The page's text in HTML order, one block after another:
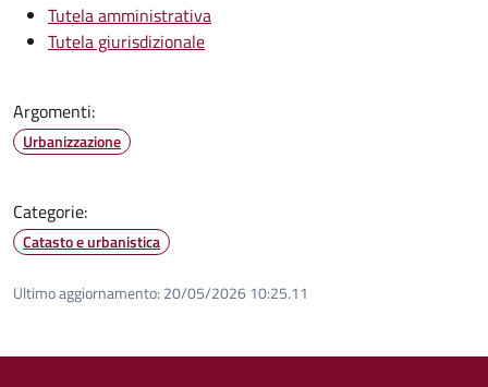
Tutela amministrativa
Tutela giurisdizionale
Argomenti:
Urbanizzazione
Categorie:
Catasto e urbanistica
Ultimo aggiornamento: 20/05/2026 10:25.11